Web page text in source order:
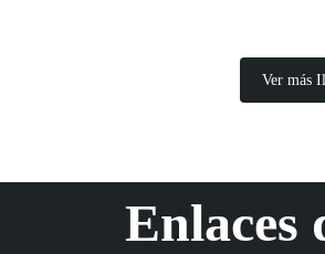
Ver más
Enlaces